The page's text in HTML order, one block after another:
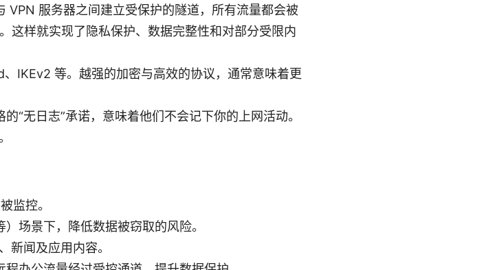
VPN 服务器之间建立受保护的隧道，所有流量都会被
这样就实现了隐私保护、数据完整性和对部分受限内
IKEv2 等。越强的加密与高效的协议，通常意味着更
“无日志”承诺，意味着他们不会记下你的上网活动。
监控。
场景下，降低数据被窃取的风险。
新闻及应用内容。